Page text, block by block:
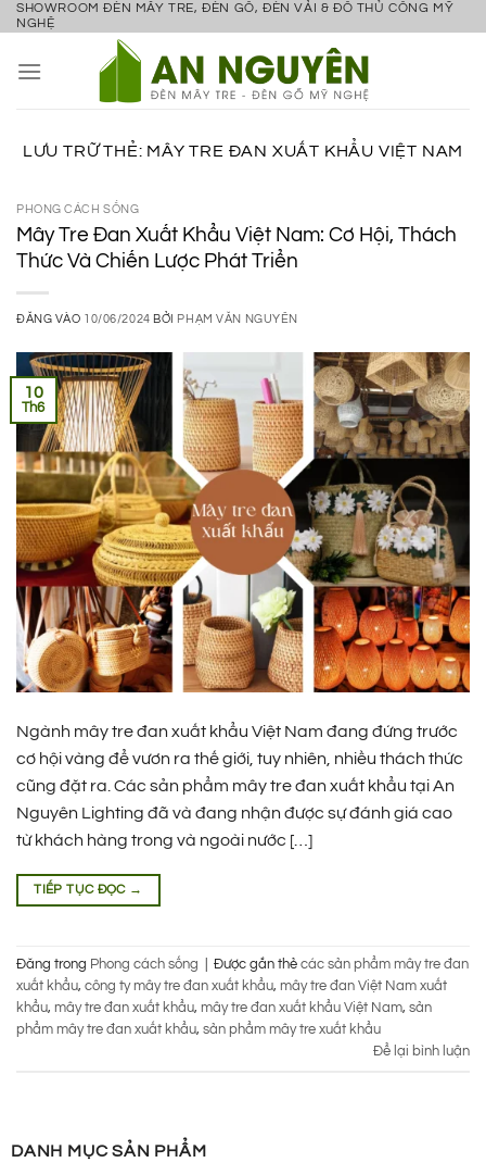
Bỏ
nội
SHOWROOM ĐÈN MÂY TRE, ĐÈN GỖ, ĐÈN VẢI & ĐỒ THỦ CÔNG MỸ
NGHỆ
LƯU TRỮ THẺ: MÂY TRE ĐAN XUẤT KHẨU VIỆT NAM
PHONG CÁCH SỐNG
Mây Tre Đan Xuất Khẩu Việt Nam: Cơ Hội, Thách
Thức Và Chiến Lược Phát Triển
ĐĂNG VÀO 10/06/2024 BỞI PHẠM VĂN NGUYÊN
10
Th6
Ngành mây tre đan xuất khẩu Việt Nam đang đứng trước
cơ hội vàng để vươn ra thế giới, tuy nhiên, nhiều thách thức
cũng đặt ra. Các sản phẩm mây tre đan xuất khẩu tại An
Nguyên Lighting đã và đang nhận được sự đánh giá cao
từ khách hàng trong và ngoài nước […]
TIẾP TỤC ĐỌC →
Đăng trong Phong cách sống Được gắn thẻ các sản phẩm mây tre đan
xuất khẩu, công ty mây tre đan xuất khẩu, mây tre đan Việt Nam xuất
khẩu, mây tre đan xuất khẩu, mây tre đan xuất khẩu Việt Nam, sản
phẩm mây tre đan xuất khẩu, sản phẩm mây tre xuất khẩu
Để lại bình luận
DANH MỤC SẢN PHẨM